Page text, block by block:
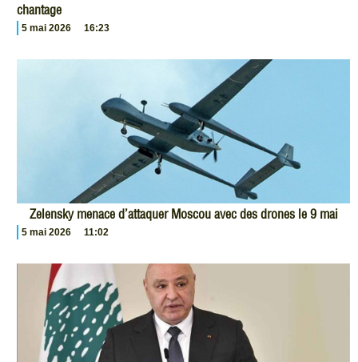
chantage
5 mai 2026 16:23
Zelensky menace d’attaquer Moscou avec des drones le 9 mai
5 mai 2026 11:02